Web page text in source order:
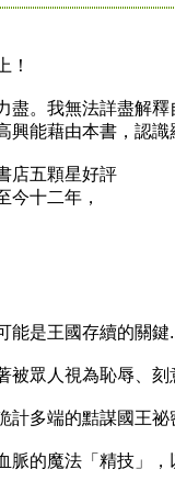
！
。我無法詳盡解釋
興能藉由本書，認
五顆星好評
十二年，
是王國存續的關鍵
眾人視為恥辱、刻
多端的黠謀國王祕
的魔法「精技」，